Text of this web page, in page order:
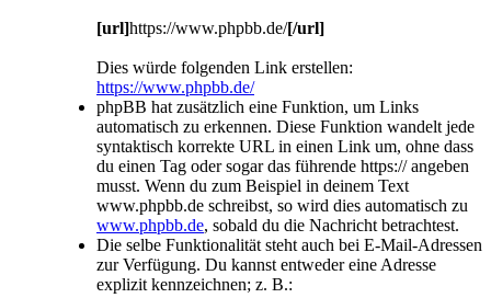
[url]https://www.phpbb.de/[/url]
Dies würde folgenden Link erstellen:
https://www.phpbb.de/
phpBB hat zusätzlich eine Funktion, um Links
automatisch zu erkennen. Diese Funktion wandelt jede
syntaktisch korrekte URL in einen Link um, ohne dass
du einen Tag oder sogar das führende https:// angeben
musst. Wenn du zum Beispiel in deinem Text
www.phpbb.de schreibst, so wird dies automatisch zu
www.phpbb.de, sobald du die Nachricht betrachtest.
Die selbe Funktionalität steht auch bei E-Mail-Adressen
zur Verfügung. Du kannst entweder eine Adresse
explizit kennzeichnen; z. B.: